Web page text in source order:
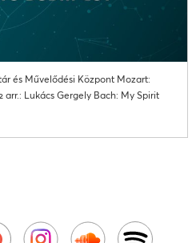
és Művelődési Központ Mozart:
arr.: Lukács Gergely Bach: My Spirit